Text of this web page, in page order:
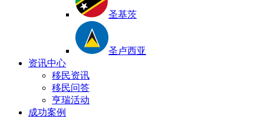
圣基茨
圣卢西亚
资讯中心
移民资讯
移民问答
亨瑞活动
成功案例